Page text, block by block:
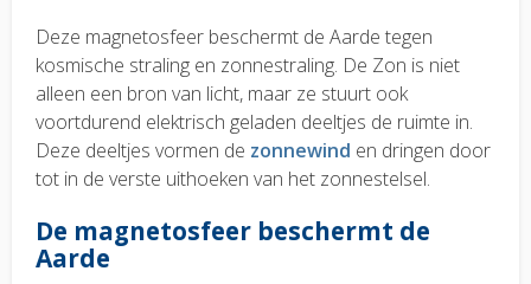
Deze magnetosfeer beschermt de Aarde tegen
kosmische straling en zonnestraling. De Zon is niet
alleen een bron van licht, maar ze stuurt ook
voortdurend elektrisch geladen deeltjes de ruimte in.
Deze deeltjes vormen de zonnewind en dringen door
tot in de verste uithoeken van het zonnestelsel.
De magnetosfeer beschermt de
Aarde